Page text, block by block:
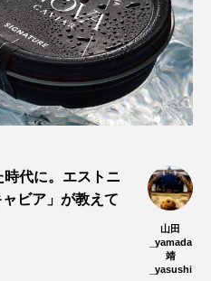
代に。エストニ
ビア」が教えて
山田
_yamada
靖
_yasushi